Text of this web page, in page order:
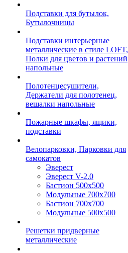
Подставки для бутылок,
Бутылочницы
Подставки интерьерные
металлические в стиле LOFT,
Полки для цветов и растений
напольные
Полотенцесушители,
Держатели для полотенец,
вешалки напольные
Пожарные шкафы, ящики,
подставки
Велопарковки, Парковки для
самокатов
Эверест
Эверест V-2.0
Бастион 500х500
Модульные 700х700
Бастион 700х700
Модульные 500х500
Решетки придверные
металлические